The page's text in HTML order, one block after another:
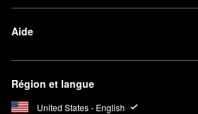
Aide
Région et langue
United States - English